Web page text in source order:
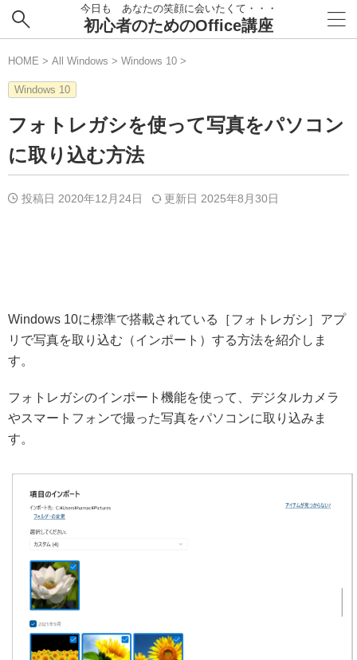
今日も あなたの笑顔に会いたくて・・・
初心者のためのOffice講座
HOME > All Windows > Windows 10 >
Windows 10
フォトレガシを使って写真をパソコン
に取り込む方法
投稿日 2020年12月24日 更新日 2025年8月30日
Windows 10に標準で搭載されている［フォトレガシ］アプ
リで写真を取り込む（インポート）する方法を紹介しま
す。
フォトレガシのインポート機能を使って、デジタルカメラ
やスマートフォンで撮った写真をパソコンに取り込みま
す。